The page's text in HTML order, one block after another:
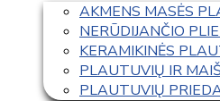
AKMENS MASĖS
NERŪDIJANČIO
KERAMIKINĖS
PLAUTUVIŲ IR
PLAUTUVIŲ